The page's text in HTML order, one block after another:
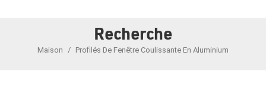
Recherche
Maison / Profilés De Fenêtre Coulissante En Aluminium